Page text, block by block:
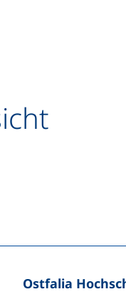
teilen (externer
LinkedIn teilen
Ostfalia